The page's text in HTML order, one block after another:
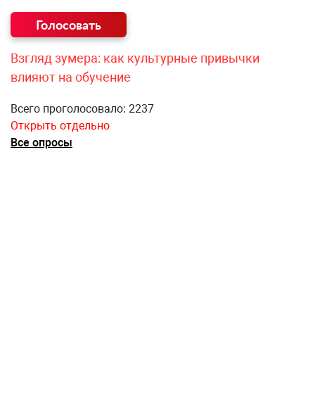
Взгляд зумера: как культурные привычки
влияют на обучение
Всего проголосовало: 2237
Открыть отдельно
Все опросы